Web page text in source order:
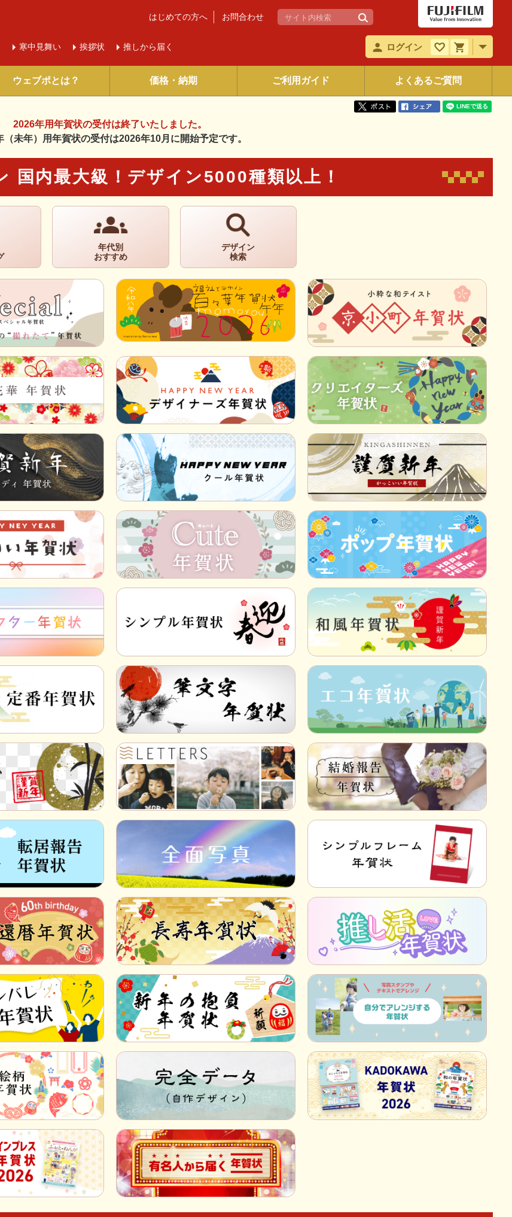
寒中 見舞い 挨拶状 推しから届く
はじめての方へ お問合わせ
ログイン
ウェブポとは？ 価格・納期 ご利用ガイド よくあるご質問
2026年用年賀状の受付は終了いたしました。
（未年）用年賀状の受付は2026年10月に開始予定です。
国内最大級！デザイン5000種類以上！
年代別
おすすめ
デザイン
検索